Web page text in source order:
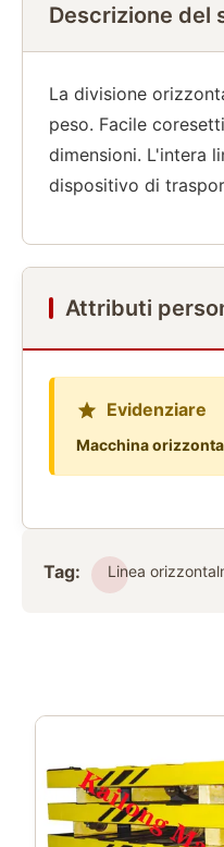
Descrizione del
La divisione
peso. Facile
dimensioni. L'intera
dispositivo di
Attributi
Evidenziare
Macchina
Tag: Linea